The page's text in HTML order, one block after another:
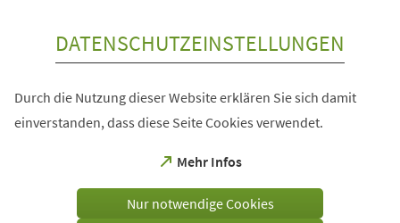
DATENSCHUTZEINSTELLUNGEN
Durch die Nutzung dieser Website erklären Sie sich damit
einverstanden, dass diese Seite Cookies verwendet.
Mehr Infos
(Öffnet
einem
Nur notwendige Cookies